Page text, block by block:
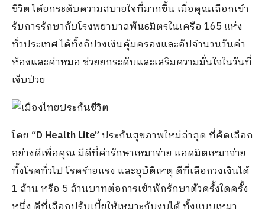
ชีวิต ได้ยกระดับความสบายใจที่มากขึ้น เมื่อคุณเลือกเข้า
รับการรักษากับโรงพยาบาลพันธมิตรในเครือ 165 แห่ง
ทั่วประเทศ ได้ทั้งอัปวงเงินคุ้มครองและอัปจำนวนวันค่า
ห้องและค่าหมอ ช่วยยกระดับและเสริมความมั่นใจในวันที่
เจ็บป่วย
โดย “D Health Lite”ประกันสุขภาพใหม่ล่าสุด ที่คัดเลือก
อย่างดีเพื่อคุณ มีดีที่ค่ารักษาเหมาจ่าย แอดมิตเหมาจ่าย
ทั้งโรคทั่วไป โรคร้ายแรง และอุบัติเหตุ ดีที่เลือกวงเงินได้
1 ล้าน หรือ 5 ล้านบาทต่อการเข้าพักรักษาตัวครั้งใดครั้ง
หนึ่ง ดีที่เลือกปรับเบี้ยให้เหมาะกับงบได้ ทั้งแบบเหมา